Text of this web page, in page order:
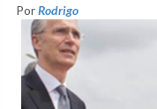
PorRodrigo